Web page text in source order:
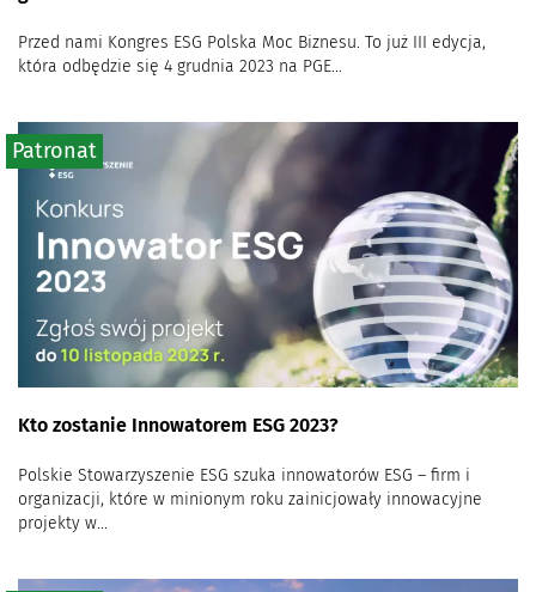
Przed nami Kongres ESG Polska Moc Biznesu. To już III edycja,
która odbędzie się 4 grudnia 2023 na PGE...
Kto zostanie Innowatorem ESG 2023?
Polskie Stowarzyszenie ESG szuka innowatorów ESG – firm i
organizacji, które w minionym roku zainicjowały innowacyjne
projekty w...
Patronat